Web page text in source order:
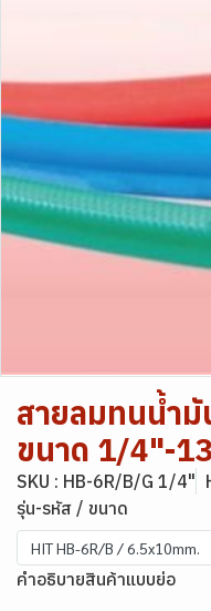
สายลมทนน้ำมั
ขนาด 1/4"-
SKU : HB-6R/B/G 1/4"
รุ่น-รหัส / ขนาด
HIT HB-6R/B / 6.5x10mm.
คำอธิบายสินค้าแบบย่อ